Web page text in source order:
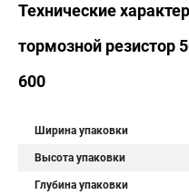
Технические
тормозной резистор
600
Ширина упаковки
Высота упаковки
Глубина упаковки